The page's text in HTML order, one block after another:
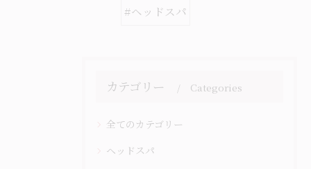
#ヘッドスパ
カテゴリー Categories
全てのカテゴリー
ヘッドスパ